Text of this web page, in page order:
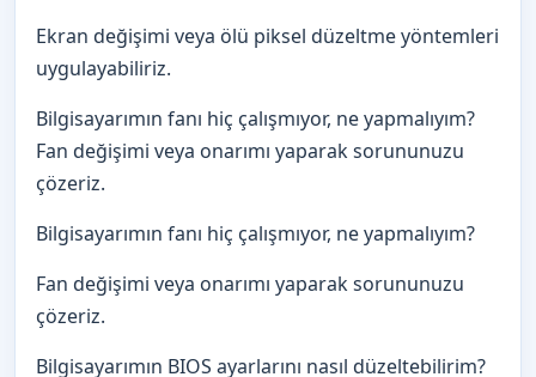
Ekran değişimi veya ölü piksel düzeltme yöntemleri
uygulayabiliriz.
Bilgisayarımın fanı hiç çalışmıyor, ne yapmalıyım?
Fan değişimi veya onarımı yaparak sorununuzu
çözeriz.
Bilgisayarımın fanı hiç çalışmıyor, ne yapmalıyım?
Fan değişimi veya onarımı yaparak sorununuzu
çözeriz.
Bilgisayarımın BIOS ayarlarını nasıl düzeltebilirim?